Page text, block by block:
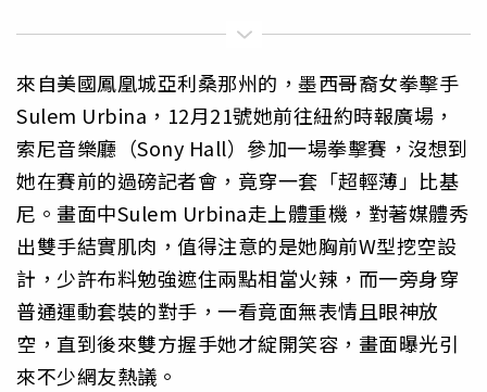
來自美國鳳凰城亞利桑那州的，墨西哥裔女拳擊手
Sulem Urbina，12月21號她前往紐約時報廣場，
索尼音樂廳（Sony Hall）參加一場拳擊賽，沒想到
她在賽前的過磅記者會，竟穿一套「超輕薄」比基
尼。畫面中Sulem Urbina走上體重機，對著媒體秀
出雙手結實肌肉，值得注意的是她胸前W型挖空設
計，少許布料勉強遮住兩點相當火辣，而一旁身穿
普通運動套裝的對手，一看竟面無表情且眼神放
空，直到後來雙方握手她才綻開笑容，畫面曝光引
來不少網友熱議。